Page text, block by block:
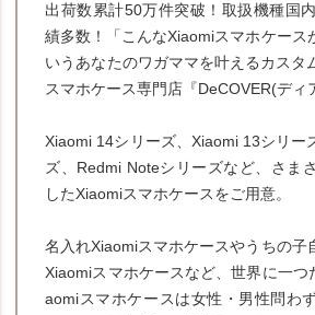
出荷数累計50万件突破！取扱機種国
績多数！「こんなXiaomiスマホケース
いうあなたのワガママを叶えるカスタ
スマホケース専門店『DeCOVER(ディ
Xiaomi 14シリーズ、Xiaomi 13シリー
ズ、Redmi Noteシリーズなど、さま
したXiaomiスマホケースをご用意。
名入れXiaomiスマホケースやうちの子
Xiaomiスマホケースなど、世界に一つ
aomiスマホケースは女性・男性問わ